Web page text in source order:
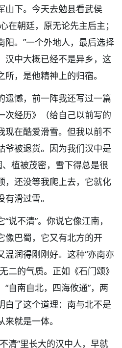
山下。今天去勉县看武侯
心在朝廷，原无论先主后主；
。 ”一个外地人，最后选择
汉中大概已经不是异乡，这
，是他精神上的归宿。
遗憾，前一阵我还写过一篇
次经历》（给自己以前写的
现在酷爱滑雪。但我以前不
爷被退货。因为我们汉中是
植被茂密，雪下得总是很
，还没等我爬上去，它就化
滑过雪。
“说不清”。你说它像江南，
像巴蜀，它又有北方的开
温润得刚刚好。这种“亦南亦
二的气质。正如《石门颂》
“自南自北，四海攸通”，两
白了这个道理：南与北不是
就是一体。
清”里长大的汉中人，早就